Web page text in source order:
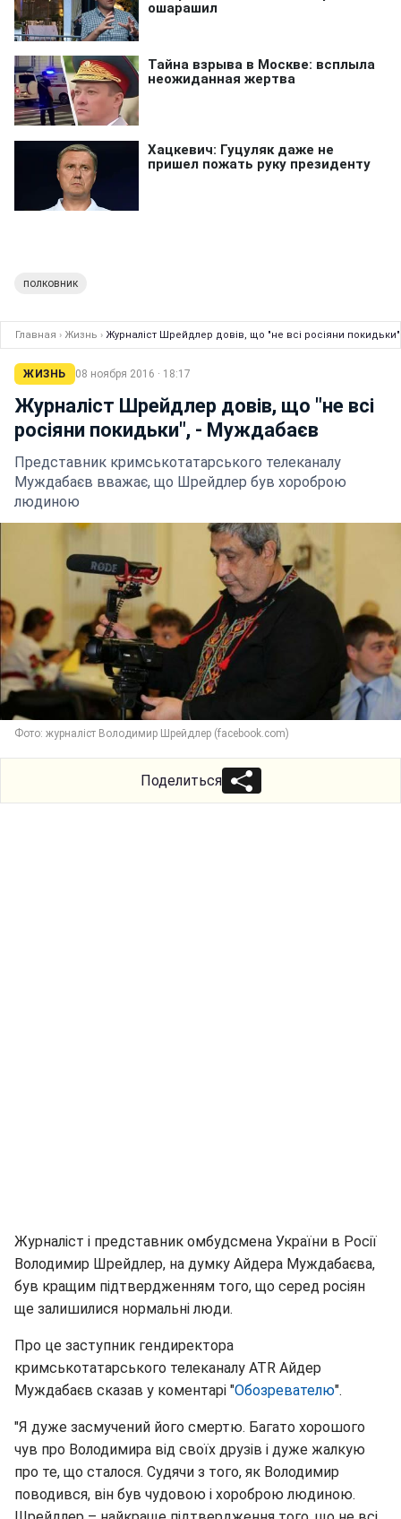
полковник
Главная › Жизнь › Журналіст Шрейдлер довів, що "не всі росіяни
ЖИЗНЬ 08 ноября 2016 · 18:17
Журналіст Шрейдлер довів, що "не всі
росіяни покидьки", - Муждабаєв
Представник кримськотатарського телеканалу
Муждабаєв вважає, що Шрейдлер був хороброю
людиною
Фото: журналіст Володимир Шрейдлер (facebook.com)
Поделиться
Журналіст і представник омбудсмена України в Росії
Володимир Шрейдлер, на думку Айдера Муждабаєва,
був кращим підтвердженням того, що серед росіян
ще залишилися нормальні люди.
Про це заступник гендиректора
кримськотатарського телеканалу ATR Айдер
Муждабаєв сказав у коментарі "Обозревателю".
"Я дуже засмучений його смертю. Багато хорошого
чув про Володимира від своїх друзів і дуже жалкую
про те, що сталося. Судячи з того, як Володимир
поводився, він був чудовою і хороброю людиною.